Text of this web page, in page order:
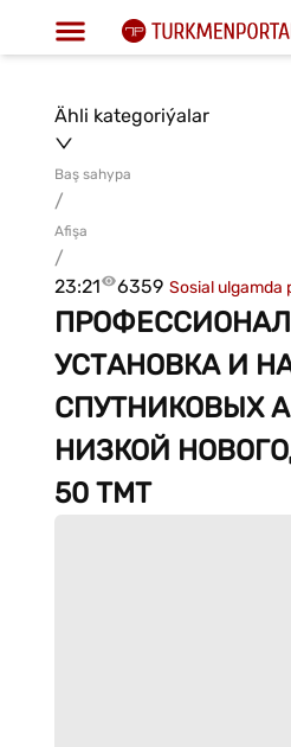
Ähli kategoriýalar
Baş sahypa
/
Afişa
/
23:21
6359 Sosial ulgamda
УСТАНОВКА И
СПУТНИКОВЫХ
НИЗКОЙ
50 ТМТ